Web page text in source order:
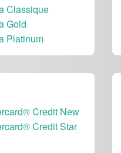
Classique
Gold
Platinum
Credit New
Credit Star